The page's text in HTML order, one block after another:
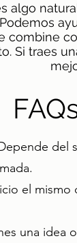
algo
combine
Si traes
el
una idea